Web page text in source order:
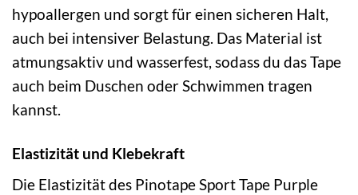
hypoallergen und sorgt für einen sicheren Halt,
auch bei intensiver Belastung. Das Material ist
atmungsaktiv und wasserfest, sodass du das Tape
auch beim Duschen oder Schwimmen tragen
kannst.
Elastizität und Klebekraft
Die Elastizität des Pinotape Sport Tape Purple